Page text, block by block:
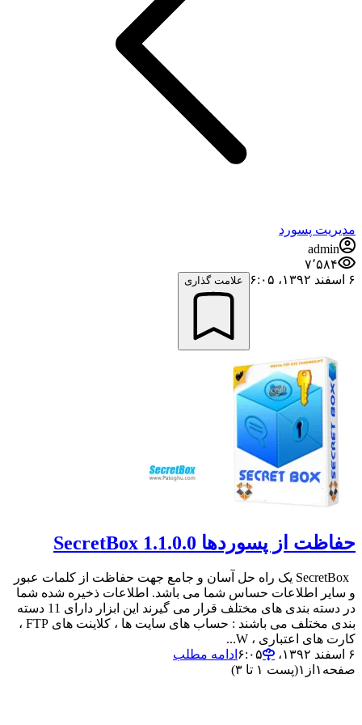
مدیریت پسورد
admin
۷٬۵۸۴
۶ اسفند ۱۳۹۲،‏ ۶:۰۵
علامت گذاری
حفاظت از پسوردها SecretBox 1.1.0.0
SecretBox یک راه حل آسان و جامع جهت حفاظت از کلمات عبور
و سایر اطلاعات حساس شما می باشد. اطلاعات ذخیره شده شما
در دسته بندی های مختلف قرار می گیرند این ابزار دارای 11 دسته
بندی مختلف می باشند : حساب های سایت ها ، کلاینت های FTP ،
کارت های اعتباری ، W...
۶ اسفند ۱۳۹۲،‏ ۶:۰۵
ادامه مطلب
صفحه ۱ از ۱(پست ۱ تا ۳)